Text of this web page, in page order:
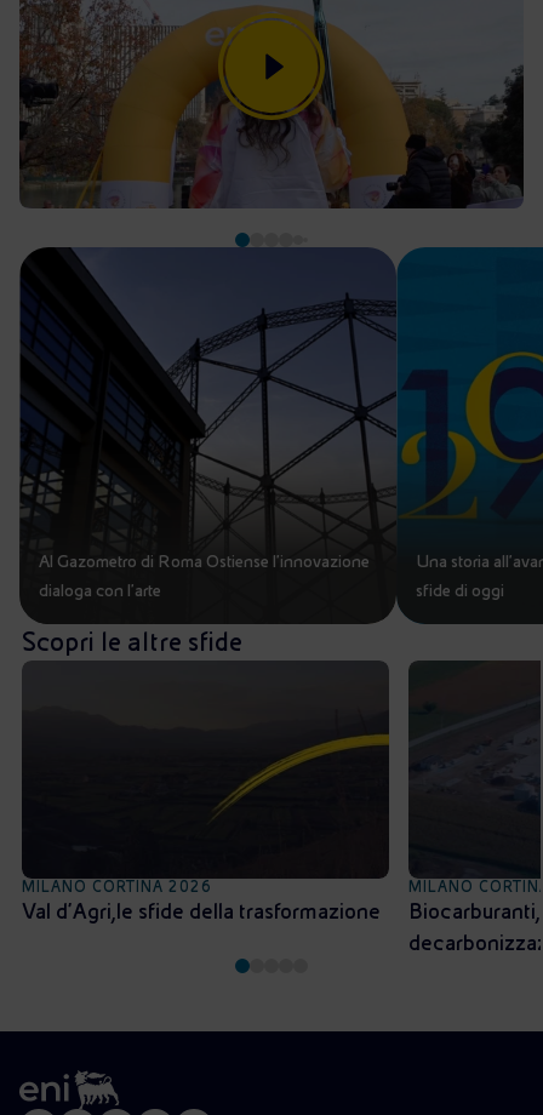
Al Gazometro di Roma Ostiense l'innovazione
dialoga con l'arte
Una storia
sfide di oggi
Scopri le altre sfide
MILANO CORTINA 2026
Val d’Agri, le sfide della trasformazione
MILANO